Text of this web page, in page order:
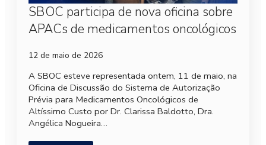
SBOC participa de nova oficina sobre
APACs de medicamentos oncológicos
12 de maio de 2026
A SBOC esteve representada ontem, 11 de maio, na
Oficina de Discussão do Sistema de Autorização
Prévia para Medicamentos Oncológicos de
Altíssimo Custo por Dr. Clarissa Baldotto, Dra.
Angélica Nogueira…